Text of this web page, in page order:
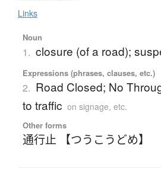
Links
Noun
1. closure (of a road);
Expressions (phrases, clauses, etc.)
2. Road Closed; No
to traffic on signage, etc.
Other forms
通行止 【つうこうどめ】